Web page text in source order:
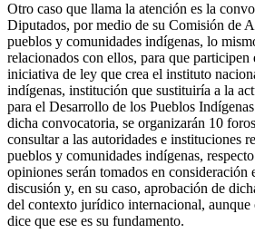
Otro caso que llama la atención es la
Diputados, por medio de su Comisión de
pueblos y comunidades indígenas, lo
relacionados con ellos, para que participen
iniciativa de ley que crea el instituto
indígenas, institución que sustituiría a la
para el Desarrollo de los Pueblos
dicha convocatoria, se organizarán 10
consultar a las autoridades e instituciones
pueblos y comunidades indígenas,
opiniones serán tomados en consideración
discusión y, en su caso, aprobación de
del contexto jurídico internacional, aunque
dice que ese es su fundamento.